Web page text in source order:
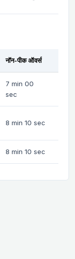
नॉन-पीक ऑवर्स
7 min 00
sec
8 min 10 sec
8 min 10 sec